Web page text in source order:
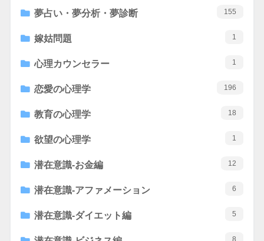
夢占い・夢分析・夢診断 155
嫁姑問題 1
心理カウンセラー 1
恋愛の心理学 196
教育の心理学 18
欲望の心理学 1
潜在意識-お金編 12
潜在意識-アファメーション 6
潜在意識-ダイエット編 5
8